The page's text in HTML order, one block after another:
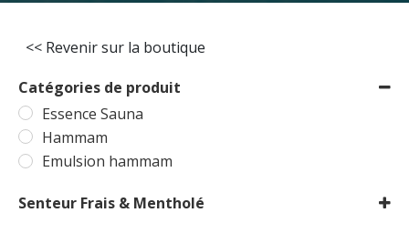
<< Revenir sur la boutique
Catégories de produit
Essence Sauna
Hammam
Emulsion hammam
Senteur Frais & Mentholé